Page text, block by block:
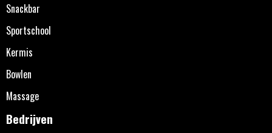
Snackbar
Sportschool
Kermis
Bowlen
Massage
Bedrijven